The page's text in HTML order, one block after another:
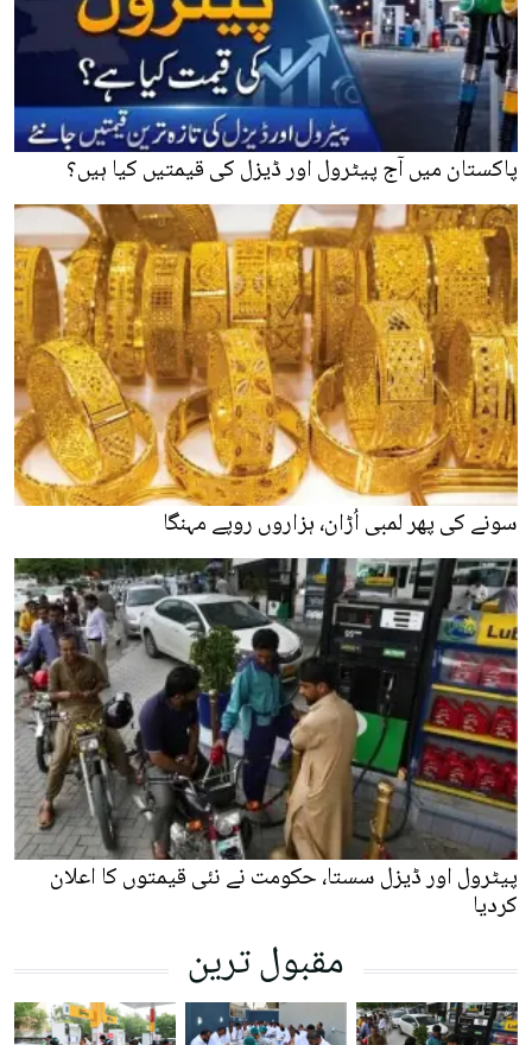
پاکستان میں آج پیٹرول اور ڈیزل کی قیمتیں کیا ہیں؟
سونے کی پھر لمبی اُڑان، ہزاروں روپے مہنگا
پیٹرول اور ڈیزل سستا، حکومت نے نئی قیمتوں کا اعلان
کردیا
مقبول ترین